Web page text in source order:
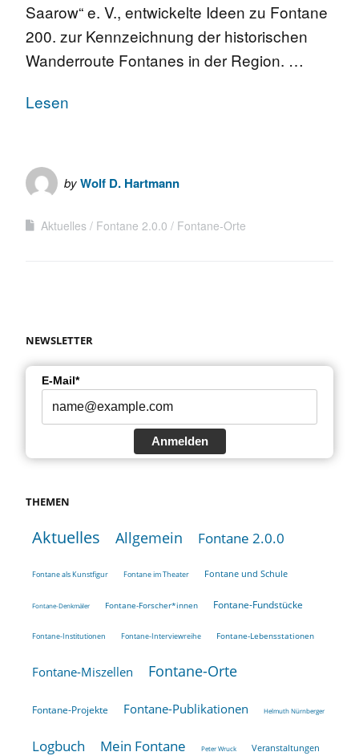
Saarow“ e. V., entwickelte Ideen zu Fontane
200. zur Kennzeichnung der historischen
Wanderroute Fontanes in der Region. …
Lesen
byWolf D. Hartmann
Aktuelles Fontane 2.0.0 Fontane-Orte
NEWSLETTER
E-Mail*
Anmelden
THEMEN
Aktuelles Allgemein Fontane 2.0.0
Fontane als Kunstfigur Fontane im Theater Fontane und Schule
Fontane-Denkmäler Fontane-Forscher*innen Fontane-Fundstücke
Fontane-Institutionen Fontane-Interviewreihe Fontane-Lebensstationen
Fontane-Miszellen Fontane-Orte
Fontane-Projekte Fontane-Publikationen Helmuth Nürnberger
Logbuch Mein Fontane Peter Wruck Veranstaltungen